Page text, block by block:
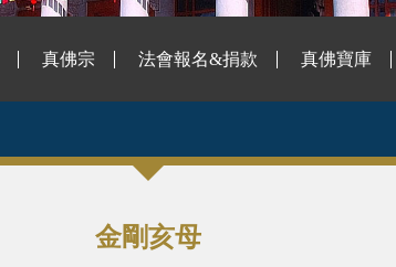
真佛宗 法會報名&捐款 真佛寶庫
金剛亥母